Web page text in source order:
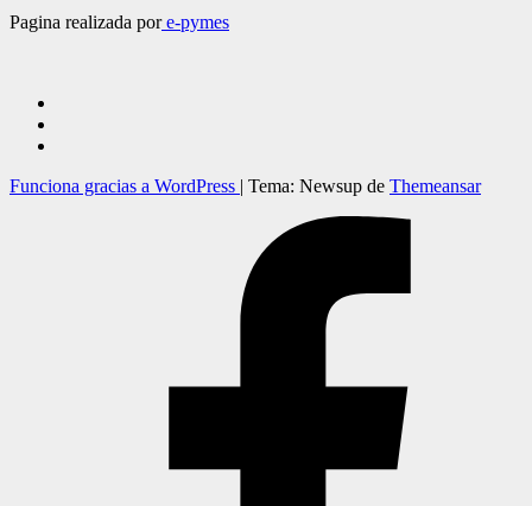
Pagina realizada pore-pymes
Funciona gracias a WordPress | Tema: Newsup de Themeansar